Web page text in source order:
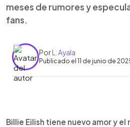
meses de rumores y
fans.
PorL. Ayala
Publicado el 11 de junio de
► Escuchar artículo
Billie Eilish tiene nuevo amor y el